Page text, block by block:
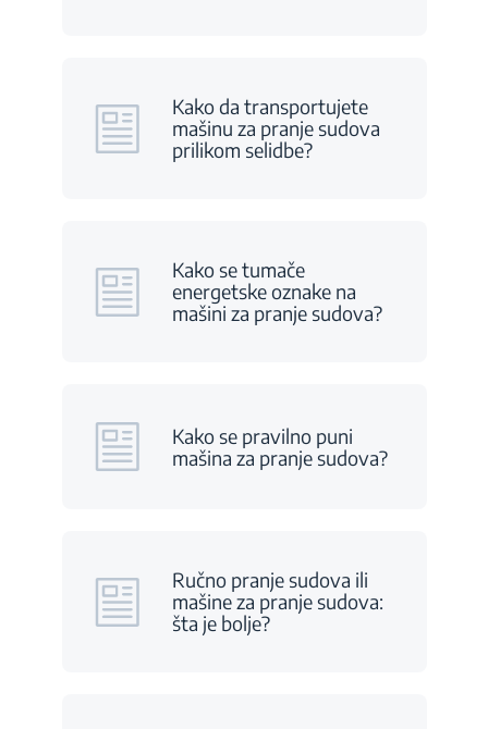
Kako da transportujete
mašinu za pranje sudova
prilikom selidbe?
Kako se tumače
energetske oznake na
mašini za pranje sudova?
Kako se pravilno puni
mašina za pranje sudova?
Ručno pranje sudova ili
mašine za pranje sudova:
šta je bolje?